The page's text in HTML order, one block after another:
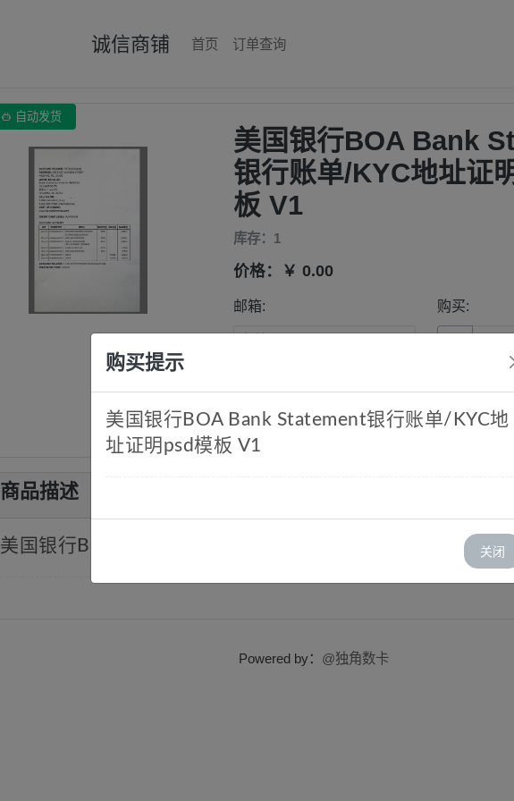
诚信商铺 首页 订单查询
 自动发货
美国银行BOA Bank
银行账单/KYC地址证
板 V1
库存：1
价格：￥ 0.00
邮箱: 购买:
 下单
商品描述
美国银行BOA Bank Statement银行账单/KYC地址证明psd
购买提示
美国银行BOA Bank Statement银行账单/KYC地
址证明psd模板 V1
关闭
Powered by： @独角数卡